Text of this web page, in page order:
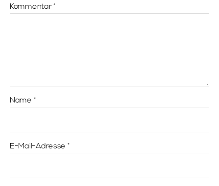
Kommentar*
Name *
E-Mail-Adresse *